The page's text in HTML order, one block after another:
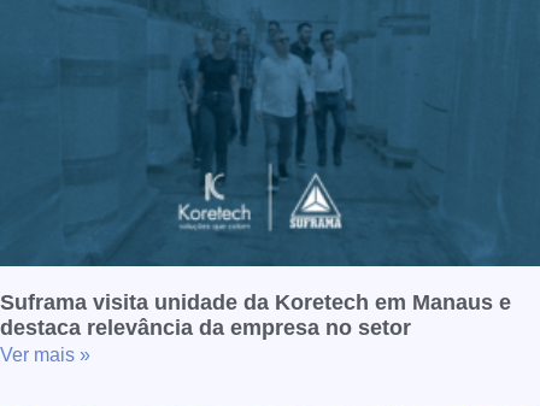
Suframa visita unidade da Koretech em Manaus e
destaca relevância da empresa no setor
Ver mais »